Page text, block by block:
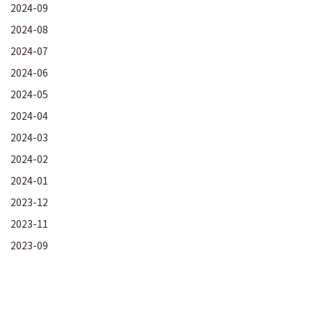
2024-09
2024-08
2024-07
2024-06
2024-05
2024-04
2024-03
2024-02
2024-01
2023-12
2023-11
2023-09